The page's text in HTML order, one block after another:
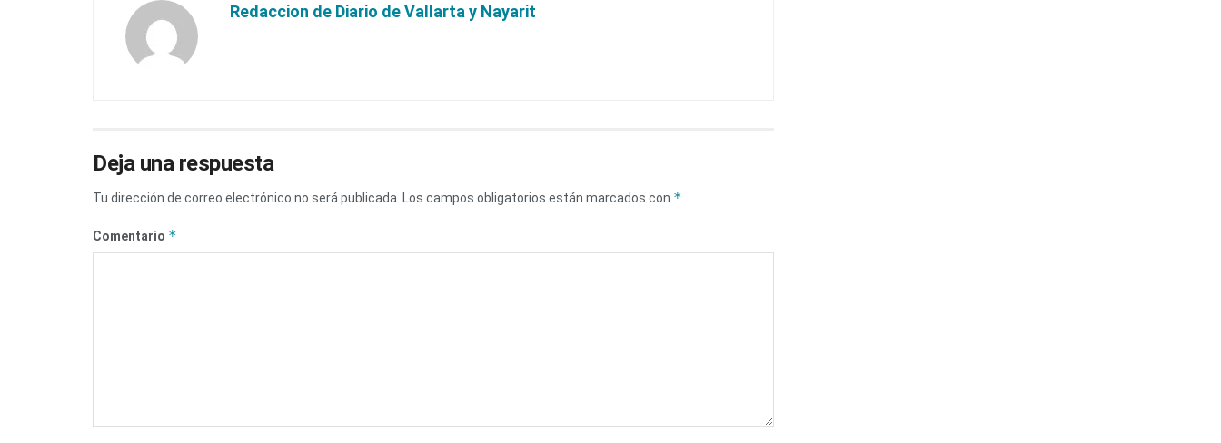
Redaccion de Diario de Vallarta y Nayarit
Deja una respuesta
Tu dirección de correo electrónico no será publicada. Los campos obligatorios están marcados con *
Comentario *